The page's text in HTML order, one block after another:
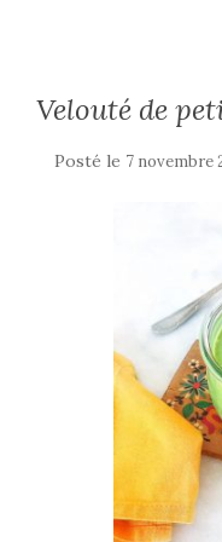
Velouté de
Posté le 7 novembre